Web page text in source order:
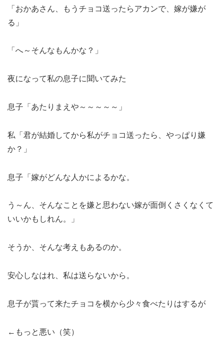
「おかあさん、もうチョコ送ったらアカンで、嫁が嫌が
る」
「へ～そんなもんかな？」
夜になって私の息子に聞いてみた
息子「あたりまえや～～～～～」
私「君が結婚してから私がチョコ送ったら、やっぱり嫌
か？」
息子「嫁がどんな人かによるかな。
う～ん、そんなことを嫌と思わない嫁が面倒くさくなくて
いいかもしれん。」
そうか、そんな考えもあるのか。
安心しなはれ、私は送らないから。
息子が貰って来たチョコを横から少々食べたりはするが
←もっと悪い（笑）